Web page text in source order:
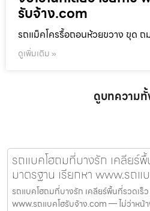
รับจ้าง.com
รถแม็คโครรื้อถอนห้วยขวาง ขุด ถ
ดูเพิ่มเติม »
ดูบทความ
รถแบคโฮถมที่บางรัก เคลียร์
มาตรฐาน เรียกหา www.รถแ
รถแบคโฮถมที่บางรัก เคลียร์พื้นที่รวดเร็
www.รถแบคโฮรับจ้าง.com — ไม่ว่าหน้